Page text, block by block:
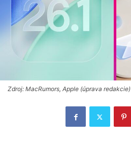
Zdroj: MacRumors, Apple (úprava redakcie)